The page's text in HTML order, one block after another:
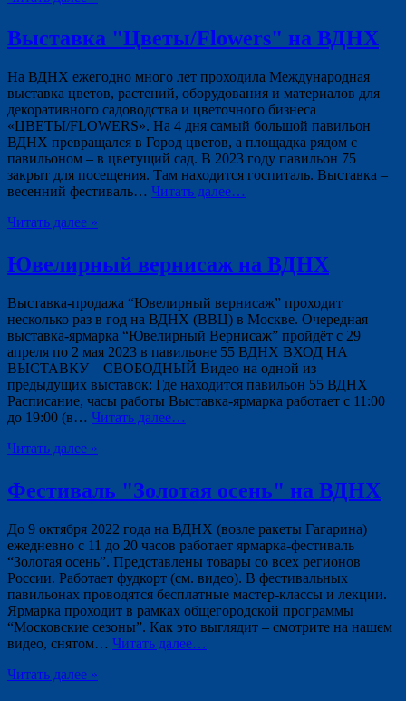
Выставка "Цветы/Flowers" на ВДНХ
На ВДНХ ежегодно много лет проходила Международная
выставка цветов, растений, оборудования и материалов для
декоративного садоводства и цветочного бизнеса
«ЦВЕТЫ/FLOWERS». На 4 дня самый большой павильон
ВДНХ превращался в Город цветов, а площадка рядом с
павильоном – в цветущий сад. В 2023 году павильон 75
закрыт для посещения. Там находится госпиталь. Выставка –
весенний фестиваль… Читать далее…
Читать далее »
Ювелирный вернисаж на ВДНХ
Выставка-продажа “Ювелирный вернисаж” проходит
несколько раз в год на ВДНХ (ВВЦ) в Москве. Очередная
выставка-ярмарка “Ювелирный Вернисаж” пройдёт с 29
апреля по 2 мая 2023 в павильоне 55 ВДНХ ВХОД НА
ВЫСТАВКУ – СВОБОДНЫЙ Видео на одной из
предыдущих выставок: Где находится павильон 55 ВДНХ
Расписание, часы работы Выставка-ярмарка работает с 11:00
до 19:00 (в… Читать далее…
Читать далее »
Фестиваль "Золотая осень" на ВДНХ
До 9 октября 2022 года на ВДНХ (возле ракеты Гагарина)
ежедневно с 11 до 20 часов работает ярмарка-фестиваль
“Золотая осень”. Представлены товары со всех регионов
России. Работает фудкорт (см. видео). В фестивальных
павильонах проводятся бесплатные мастер-классы и лекции.
Ярмарка проходит в рамках общегородской программы
“Московские сезоны”. Как это выглядит – смотрите на нашем
видео, снятом… Читать далее…
Читать далее »